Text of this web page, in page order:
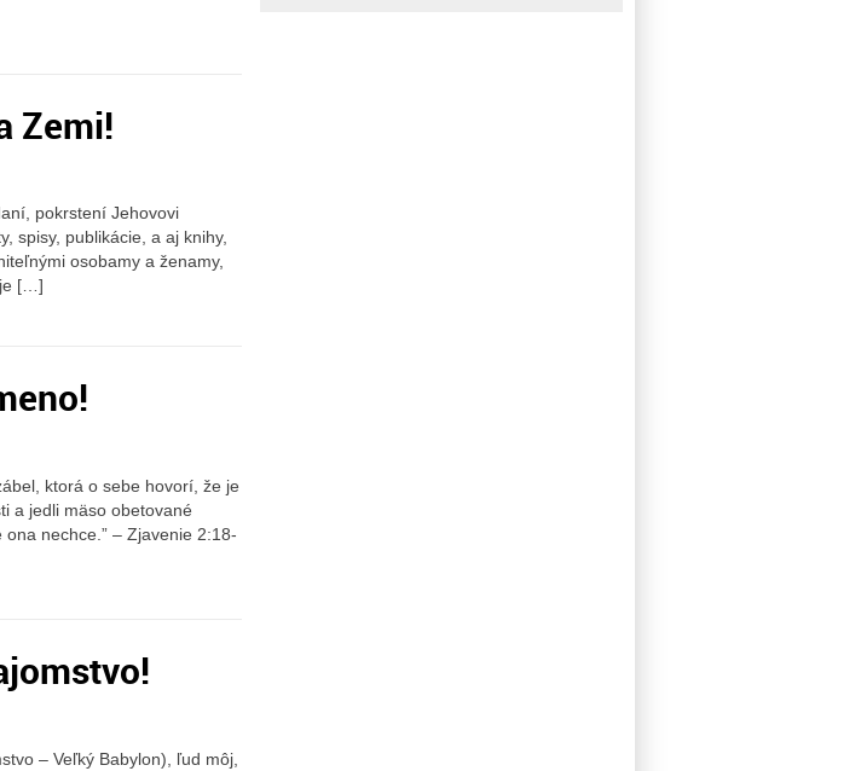
Zemi!
pokrstení Jehovovi
spisy, publikácie, a aj knihy,
osobamy a ženamy,
je […]
ktorá o sebe hovorí, že je
a jedli mäso obetované
nechce.” – Zjavenie 2:18-
– Veľký Babylon), ľud môj,